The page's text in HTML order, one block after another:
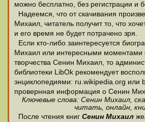
можно бесплатно, без регистрации и
Надеемся, что от скачивания
Михаил, читатель получит то, что
и его время не будет потрачено зря.
Если кто-либо заинтересуется
Михаил или интересными моментами
творчества Сенин Михаил, то
библиотеки LibOk рекомендует
энциклопедиями: ru.wikipedia.org или
провернная информация о Сенин
Ключевые слова: Сенин Михаил,
читать, онлайн,
После чтения книг Сенин Михаил